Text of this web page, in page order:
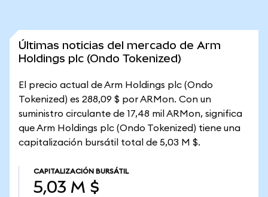
Últimas noticias del mercado de Arm
Holdings plc (Ondo Tokenized)
El precio actual de Arm Holdings plc (Ondo
Tokenized) es 288,09 $ por ARMon. Con un
suministro circulante de 17,48 mil ARMon, significa
que Arm Holdings plc (Ondo Tokenized) tiene una
capitalización bursátil total de 5,03 M $.
CAPITALIZACIÓN BURSÁTIL
5,03 M $